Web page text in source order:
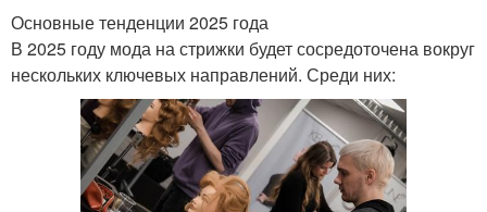
Основные тенденции 2025 года
В 2025 году мода на стрижки будет сосредоточена вокруг
нескольких ключевых направлений. Среди них: